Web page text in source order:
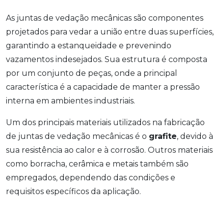
As juntas de vedação mecânicas são componentes
projetados para vedar a união entre duas superfícies,
garantindo a estanqueidade e prevenindo
vazamentos indesejados. Sua estrutura é composta
por um conjunto de peças, onde a principal
característica é a capacidade de manter a pressão
interna em ambientes industriais.
Um dos principais materiais utilizados na fabricação
de juntas de vedação mecânicas é o grafite, devido à
sua resistência ao calor e à corrosão. Outros materiais
como borracha, cerâmica e metais também são
empregados, dependendo das condições e
requisitos específicos da aplicação.